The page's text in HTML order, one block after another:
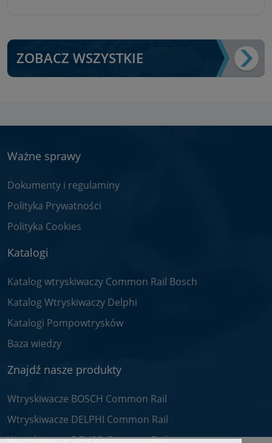
ZOBACZ WSZYSTKIE
Ważne sprawy
Dokumenty i regulaminy
Polityka Prywatności
Polityka Cookies
Katalogi
Katalog wtryskiwaczy Common Rail Bosch
Katalog Wtryskiwaczy Delphi
Katalogi Pompowtrysków
Baza wiedzy
Znajdź nasze produkty
Wtryskiwacze BOSCH Common Rail
Wtryskiwacze DELPHI Common Rail
Wtryskiwacze DENSO Common Rail